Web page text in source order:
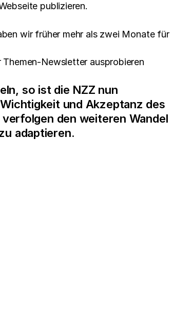
publizieren.
wir früher mehr als zwei Monate für
Newsletter ausprobieren
so ist die NZZ nun
und Akzeptanz des
den weiteren Wandel
adaptieren.